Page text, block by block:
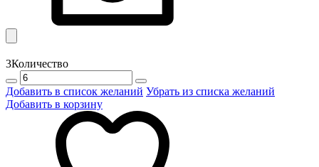
3Количество
Добавить в список желаний Убрать из списка желаний
Добавить в корзину